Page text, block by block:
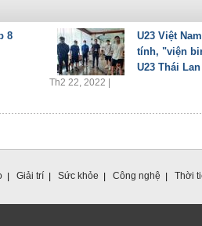
8
U23 Việt
tính, "viện
U23 Thái Lan
Th2 22, 2022 |
Giải trí Sức khỏe Công nghệ Thời